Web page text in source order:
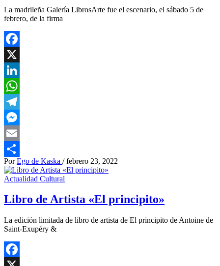
La madrileña Galería LibrosArte fue el escenario, el sábado 5 de
febrero, de la firma
Facebook
X
LinkedIn
WhatsApp
Telegram
Messenger
Email
Compartir
Por Ego de Kaska / febrero 23, 2022
Actualidad Cultural
Libro de Artista «El principito»
La edición limitada de libro de artista de El principito de Antoine de
Saint-Exupéry &